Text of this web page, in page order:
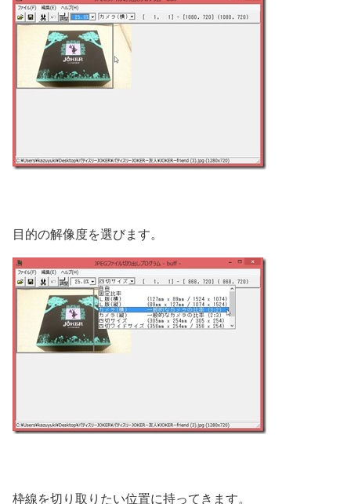
目的の解像度を選びます。
枠線を切り取りたい位置に持ってきます。